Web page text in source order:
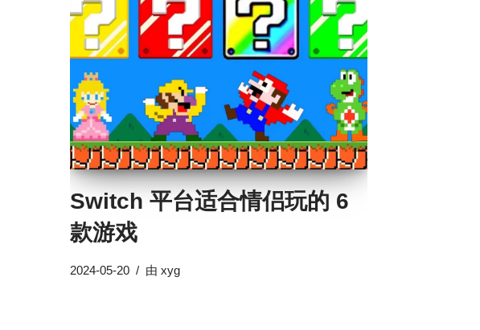
Switch 平台适合情侣玩的 6
款游戏
2024-05-20 由 xyg